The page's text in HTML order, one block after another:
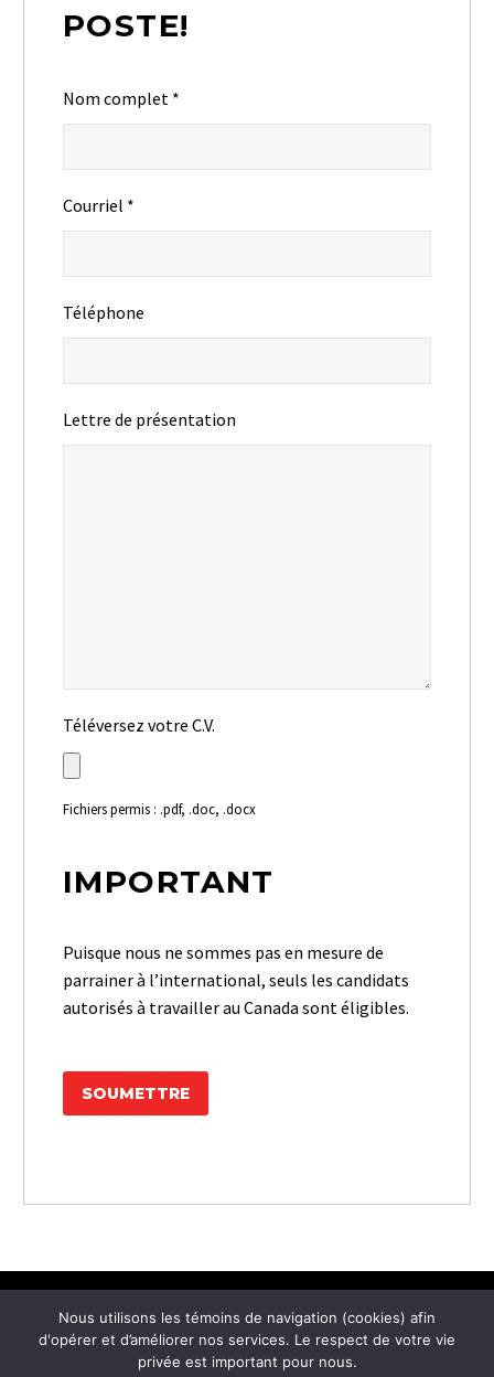
POSTE!
Nom complet *
Courriel *
Téléphone
Lettre de présentation
Téléversez votre C.V.
Fichiers permis : .pdf, .doc, .docx
IMPORTANT
Puisque nous ne sommes pas en mesure de
parrainer à l’international, seuls les candidats
autorisés à travailler au Canada sont éligibles.


SUIVEZ-NOUS SUR
Nous utilisons les témoins de navigation (cookies) afin
d'opérer et d’améliorer nos services. Le respect de votre vie
privée est important pour nous.